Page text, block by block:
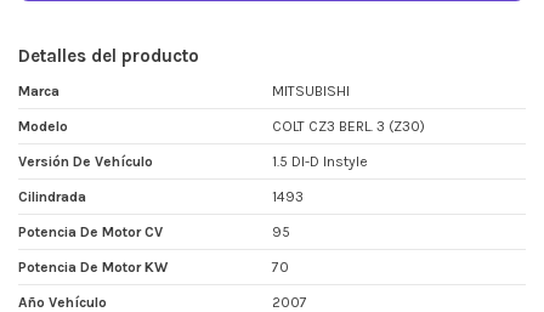
Detalles del producto
Marca MITSUBISHI
Modelo COLT CZ3 BERL. 3 (Z30)
Versión De Vehículo 1.5 DI-D Instyle
Cilindrada 1493
Potencia De Motor CV 95
Potencia De Motor KW 70
Año Vehículo 2007